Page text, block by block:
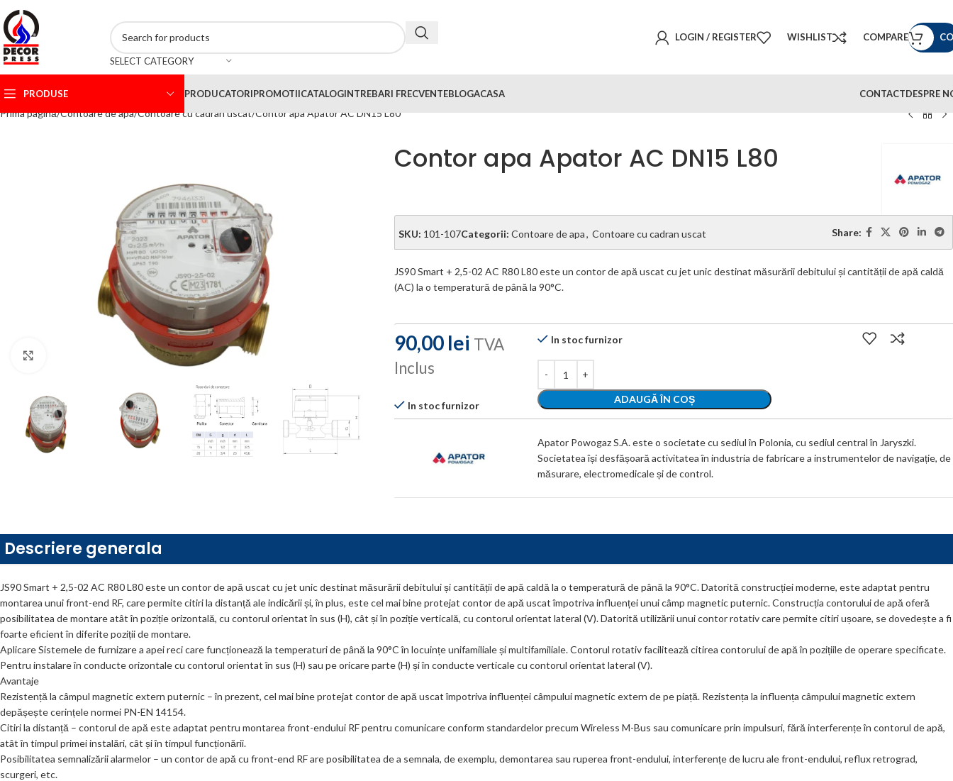
SELECT CATEGORY
LOGIN / REGISTER WISHLIST COMPARE
PRODUSE PRODUCATORIPROMOTIICATALOGINTREBARI FRECVENTEBLOGACASA CONTACTDESPRE
Prima pagină Contoare de apa Contoare cu cadran uscat Contor apa Apator AC DN15 L80
Contor apa Apator AC DN15 L80
SKU: 101-107Categorii: Contoare de apa, Contoare cu cadran uscat Share:
JS90 Smart + 2,5-02 AC R80 L80 este un contor de apă uscat cu jet unic destinat măsurării debitului și cantității de apă caldă
(AC) la o temperatură de până la 90°C.
90,00 lei TVA
Inclus
In stoc furnizor
In stoc furnizor
ADAUGĂ ÎN COȘ
Apator Powogaz S.A. este o societate cu sediul în Polonia, cu sediul central în Jaryszki.
Societatea își desfășoară activitatea în industria de fabricare a instrumentelor de navigație, de
măsurare, electromedicale și de control.
DESCRIERE GENERALA SPECIFICATII TEHNICE DOCUMENTE TEHNICE
Descriere generala
JS90 Smart + 2,5-02 AC R80 L80 este un contor de apă uscat cu jet unic destinat măsurării debitului și cantității de apă caldă la o temperatură de până la 90°C. Datorită construcției moderne, este adaptat pentru
montarea unui front-end RF, care permite citiri la distanță ale indicării și, în plus, este cel mai bine protejat contor de apă uscat împotriva influenței unui câmp magnetic puternic. Construcția contorului de apă oferă
posibilitatea de montare atât în poziție orizontală, cu contorul orientat în sus (H), cât și în poziție verticală, cu contorul orientat lateral (V). Datorită utilizării unui contor rotativ care permite citiri ușoare, se dovedește a fi
foarte eficient în diferite poziții de montare.
Aplicare Sistemele de furnizare a apei reci care funcționează la temperaturi de până la 90°C în locuințe unifamiliale și multifamiliale. Contorul rotativ facilitează citirea contorului de apă în pozițiile de operare specificate.
Pentru instalare în conducte orizontale cu contorul orientat în sus (H) sau pe oricare parte (H) și în conducte verticale cu contorul orientat lateral (V).
Avantaje
Rezistență la câmpul magnetic extern puternic – în prezent, cel mai bine protejat contor de apă uscat împotriva influenței câmpului magnetic extern de pe piață. Rezistența la influența câmpului magnetic extern
depășește cerințele normei PN-EN 14154.
Citiri la distanță – contorul de apă este adaptat pentru montarea front-endului RF pentru comunicare conform standardelor precum Wireless M-Bus sau comunicare prin impulsuri, fără interferențe în contorul de apă,
atât în timpul primei instalări, cât și în timpul funcționării.
Posibilitatea semnalizării alarmelor – un contor de apă cu front-end RF are posibilitatea de a semnala, de exemplu, demontarea sau ruperea front-endului, interferențe de lucru ale front-endului, reflux retrograd,
scurgeri, etc.